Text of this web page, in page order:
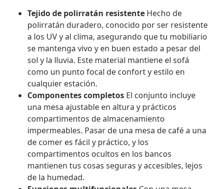
Tejido de polirratán resistente Hecho de
polirratán duradero, conocido por ser resistente
a los UV y al clima, asegurando que tu mobiliario
se mantenga vivo y en buen estado a pesar del
sol y la lluvia. Este material mantiene el sofá
como un punto focal de confort y estilo en
cualquier estación.
Componentes completos El conjunto incluye
una mesa ajustable en altura y prácticos
compartimentos de almacenamiento
impermeables. Pasar de una mesa de café a una
de comer es fácil y práctico, y los
compartimentos ocultos en los bancos
mantienen tus cosas seguras y accesibles, lejos
de la humedad.